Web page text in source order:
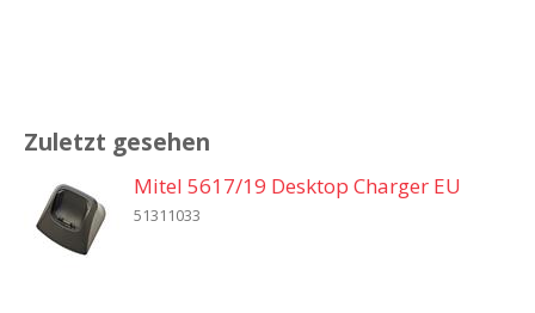
Zuletzt gesehen
Mitel 5617/19 Desktop Charger EU
51311033